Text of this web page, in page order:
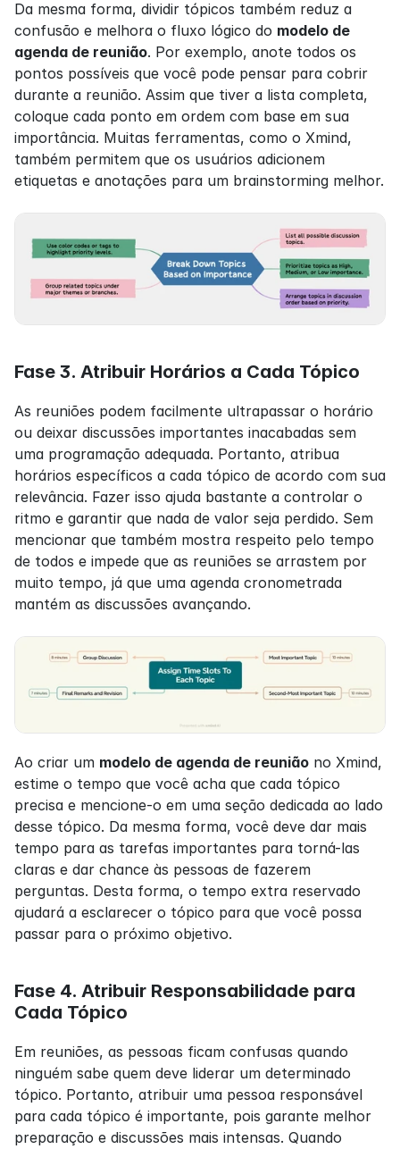
Da mesma forma, dividir tópicos também reduz a
confusão e melhora o fluxo lógico do modelo de
agenda de reunião. Por exemplo, anote todos os
pontos possíveis que você pode pensar para cobrir
durante a reunião. Assim que tiver a lista completa,
coloque cada ponto em ordem com base em sua
importância. Muitas ferramentas, como o Xmind,
também permitem que os usuários adicionem
etiquetas e anotações para um brainstorming melhor.
Fase 3. Atribuir Horários a Cada Tópico
As reuniões podem facilmente ultrapassar o horário
ou deixar discussões importantes inacabadas sem
uma programação adequada. Portanto, atribua
horários específicos a cada tópico de acordo com sua
relevância. Fazer isso ajuda bastante a controlar o
ritmo e garantir que nada de valor seja perdido. Sem
mencionar que também mostra respeito pelo tempo
de todos e impede que as reuniões se arrastem por
muito tempo, já que uma agenda cronometrada
mantém as discussões avançando.
Ao criar um modelo de agenda de reunião no Xmind,
estime o tempo que você acha que cada tópico
precisa e mencione-o em uma seção dedicada ao lado
desse tópico. Da mesma forma, você deve dar mais
tempo para as tarefas importantes para torná-las
claras e dar chance às pessoas de fazerem
perguntas. Desta forma, o tempo extra reservado
ajudará a esclarecer o tópico para que você possa
passar para o próximo objetivo.
Fase 4. Atribuir Responsabilidade para
Cada Tópico
Em reuniões, as pessoas ficam confusas quando
ninguém sabe quem deve liderar um determinado
tópico. Portanto, atribuir uma pessoa responsável
para cada tópico é importante, pois garante melhor
preparação e discussões mais intensas. Quando